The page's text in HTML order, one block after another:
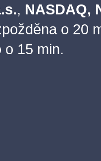
, NASDAQ,
o 20
o 15 min.